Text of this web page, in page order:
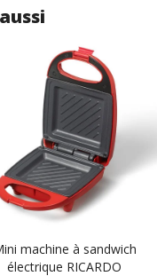
machine à sandwich
électrique RICARDO